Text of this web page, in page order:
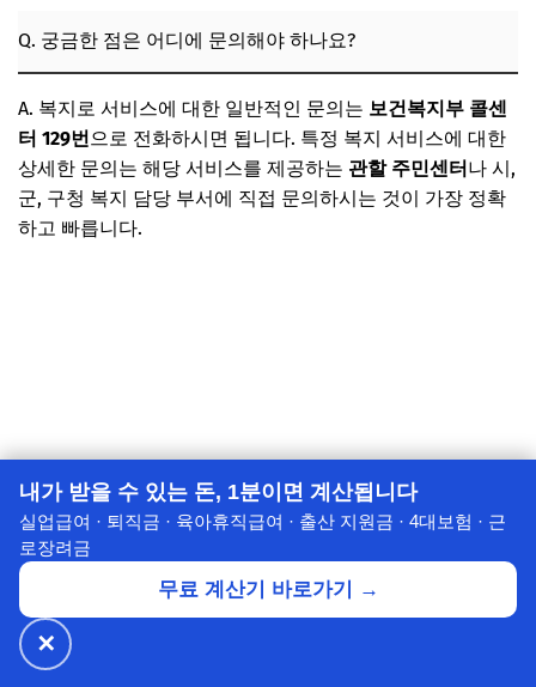
Q. 궁금한 점은 어디에 문의해야 하나요?
A. 복지로 서비스에 대한 일반적인 문의는 보건복지부 콜센
터 129번으로 전화하시면 됩니다. 특정 복지 서비스에 대한
상세한 문의는 해당 서비스를 제공하는 관할 주민센터 나 시,
군, 구청 복지 담당 부서에 직접 문의하시는 것이 가장 정확
하고 빠릅니다.
내가 받을 수 있는 돈, 1분이면 계산됩니다
실업급여 · 퇴직금 · 육아휴직급여 · 출산 지원금 · 4대보험 · 근
로장려금
무료 계산기 바로가기 →
✕
🔥 넷플릭스·디즈니+
⭐ 7년의 신뢰